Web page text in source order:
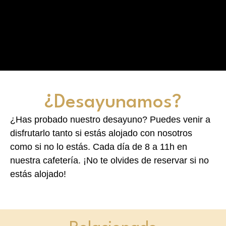
¿Desayunamos?
¿Has probado nuestro desayuno? Puedes venir a
disfrutarlo tanto si estás alojado con nosotros
como si no lo estás. Cada día de 8 a 11h en
nuestra cafetería. ¡No te olvides de reservar si no
estás alojado!